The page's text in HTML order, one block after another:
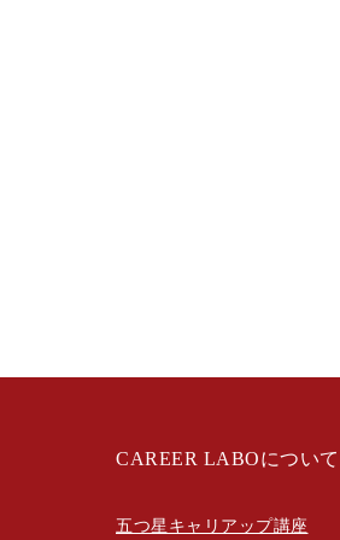
CAREER LABOについて
五つ星キャリアップ講座